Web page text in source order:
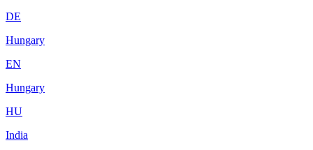
DE
Hungary
EN
Hungary
HU
India